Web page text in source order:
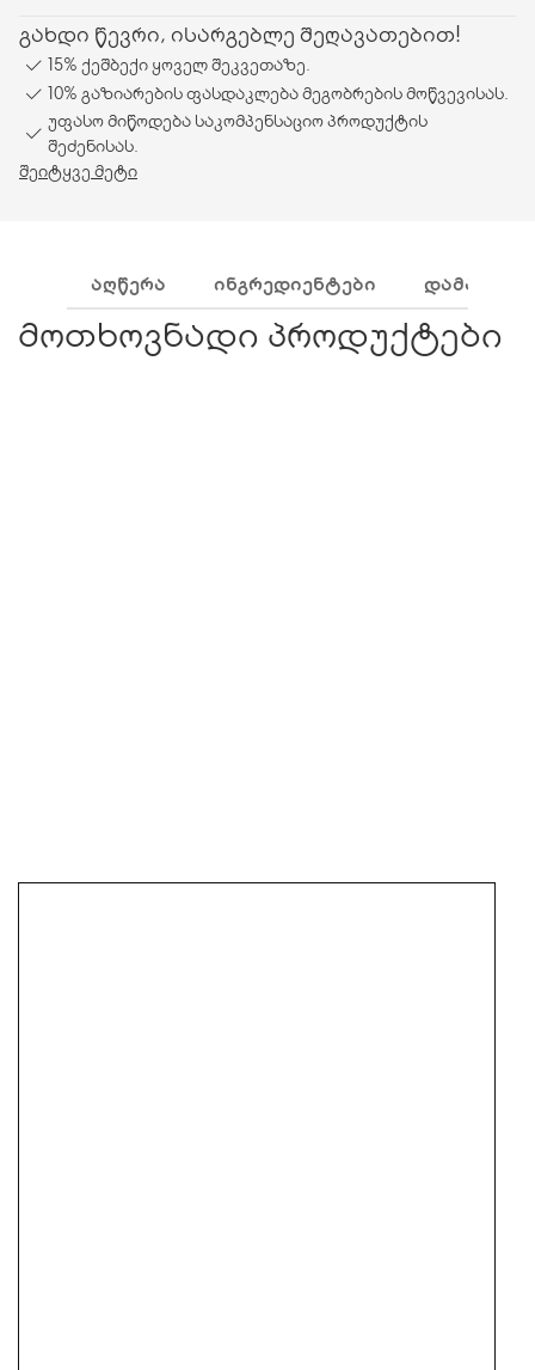
გახდი წევრი, ისარგებლე შეღავათებით!
15% ქეშბექი ყოველ შეკვეთაზე.
10% გაზიარების ფასდაკლება მეგობრების მოწვევისას.
უფასო მიწოდება საკომპენსაციო პროდუქტის
შეძენისას.
შეიტყვე მეტი
ᲐᲦᲬᲔᲠᲐ ᲘᲜᲒᲠᲔᲓᲘᲔᲜᲢᲔᲑᲘ
მოთხოვნადი პროდუქტები